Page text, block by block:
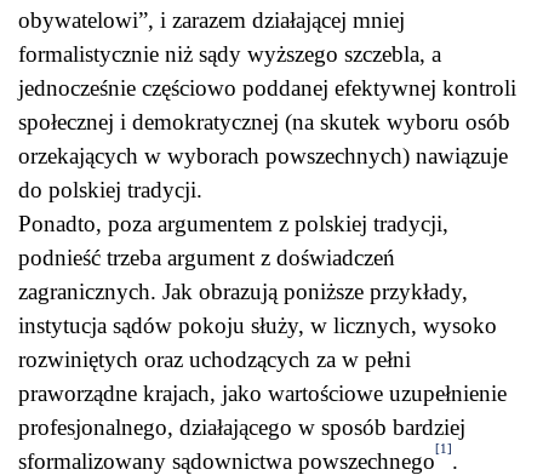
obywatelowi”, i zarazem działającej mniej
formalistycznie niż sądy wyższego szczebla, a
jednocześnie częściowo poddanej efektywnej kontroli
społecznej i demokratycznej (na skutek wyboru osób
orzekających w wyborach powszechnych) nawiązuje
do polskiej tradycji.
Ponadto, poza argumentem z polskiej tradycji,
podnieść trzeba argument z doświadczeń
zagranicznych. Jak obrazują poniższe przykłady,
instytucja sądów pokoju służy, w licznych, wysoko
rozwiniętych oraz uchodzących za w pełni
praworządne krajach, jako wartościowe uzupełnienie
profesjonalnego, działającego w sposób bardziej
sformalizowany sądownictwa powszechnego[1].